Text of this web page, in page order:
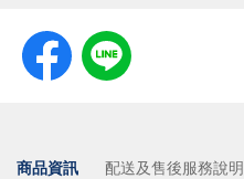
商品資訊 配送及售後服務說明